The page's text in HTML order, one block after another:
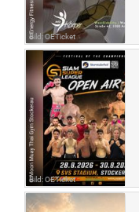
Bild: OETicket
Bild: OETicket